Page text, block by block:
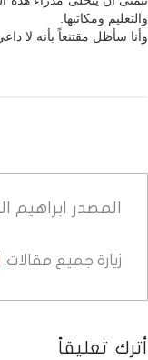
والتعليم ومكاتبها.
وأنا سأظل مقتنعاً بأنه لا
المصدر ابراهيم
زيارة جميع مقالات:
أترك تعليقاً